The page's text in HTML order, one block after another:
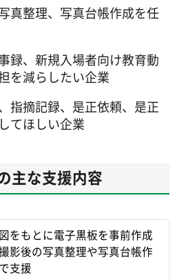
真整理、写真台帳作成を任
録、新規入場者向け教育動
を減らしたい企業
指摘記録、是正依頼、是正
てほしい企業
主な支援内容
をもとに電子黒板を事前作成
影後の写真整理や写真台帳作
支援